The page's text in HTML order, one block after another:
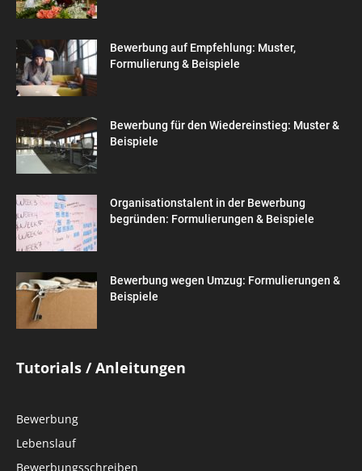
Bewerbung auf Empfehlung: Muster,
Formulierung & Beispiele
Bewerbung für den Wiedereinstieg: Muster &
Beispiele
Organisationstalent in der Bewerbung
begründen: Formulierungen & Beispiele
Bewerbung wegen Umzug: Formulierungen &
Beispiele
Tutorials / Anleitungen
Bewerbung
Lebenslauf
Bewerbungsschreiben